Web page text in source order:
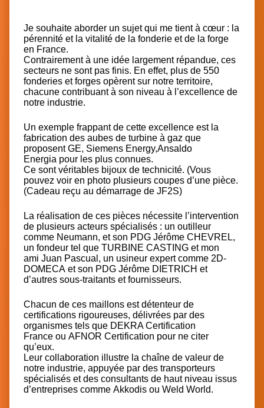
Je souhaite aborder un sujet qui me tient à cœur : la
pérennité et la vitalité de la fonderie et de la forge
en France.
Contrairement à une idée largement répandue, ces
secteurs ne sont pas finis. En effet, plus de 550
fonderies et forges opèrent sur notre territoire,
chacune contribuant à son niveau à l’excellence de
notre industrie.
Un exemple frappant de cette excellence est la
fabrication des aubes de turbine à gaz que
proposentGE, Siemens Energy,Ansaldo
Energia pour les plus connues.
Ce sont véritables bijoux de technicité. (Vous
pouvez voir en photo plusieurs coupes d’une pièce.
(Cadeau reçu au démarrage de JF2S)
La réalisation de ces pièces nécessite l’intervention
de plusieurs acteurs spécialisés : un outilleur
comme Neumann, et son PDG Jérôme CHEVREL,
un fondeur tel que TURBINE CASTING et mon
ami Juan Pascual , un usineur expert comme 2D-
DOMECA et son PDG Jérôme DIETRICH et
d’autres sous-traitants et fournisseurs.
Chacun de ces maillons est détenteur de
certifications rigoureuses, délivrées par des
organismes tels que DEKRA Certification
France ou AFNOR Certification pour ne citer
qu’eux.
Leur collaboration illustre la chaîne de valeur de
notre industrie, appuyée par des transporteurs
spécialisés et des consultants de haut niveau issus
d’entreprises comme Akkodis ou Weld World.